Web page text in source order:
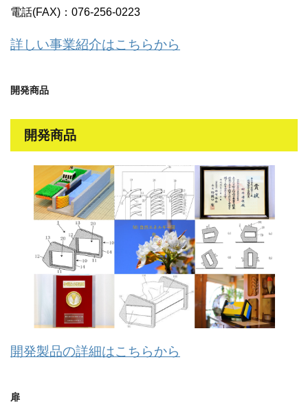
電話(FAX)：076-256-0223
詳しい事業紹介はこちらから
開発商品
開発商品
開発製品の詳細はこちらから
扉